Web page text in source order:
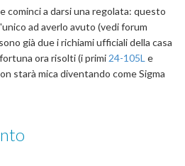
cominci a darsi una regolata: questo
ad averlo avuto (vedi forum
già due i richiami ufficiali della casa
ora risolti (i primi 24-105L e
starà mica diventando come Sigma